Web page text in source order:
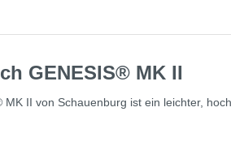
GENESIS® MK II
MK II von Schauenburg ist ein leichter,